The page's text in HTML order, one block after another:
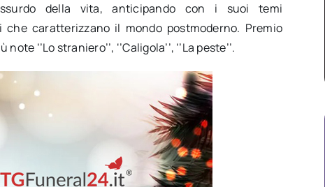
della vita, anticipando con i suoi temi
caratterizzano il mondo postmoderno. Premio
‘’Lo straniero’’, ‘’Caligola’’, ‘’La peste’’.